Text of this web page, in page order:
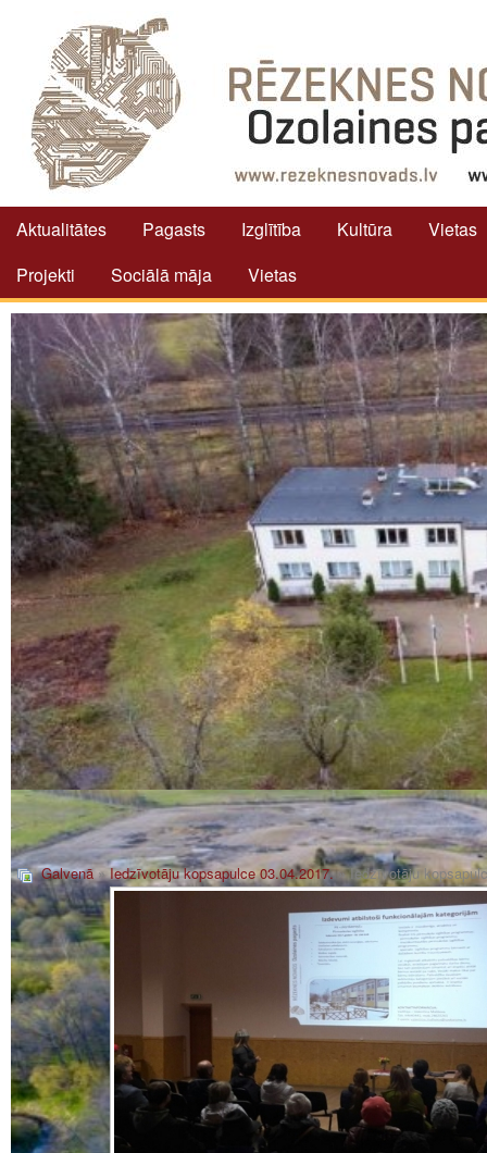
Aktualitātes Pagasts Izglītība Kultūra
Vietas
Projekti
Sociālā māja Vietas
Galvenā»Iedzīvotāju kopsapulce 03.04.2017.» Iedzīvotāju